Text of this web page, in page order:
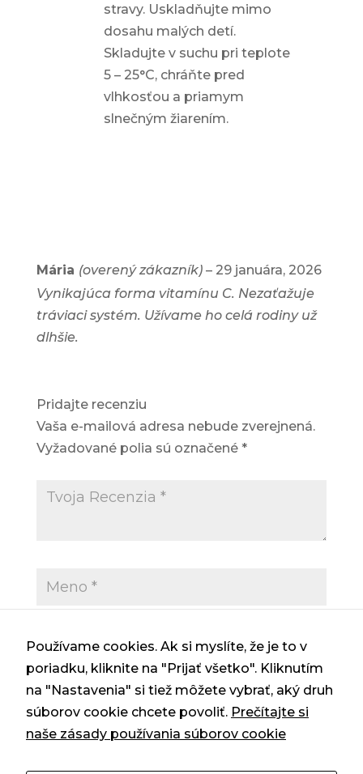
stravy. Uskladňujte mimo
dosahu malých detí.
Skladujte v suchu pri teplote
5 – 25°C, chráňte pred
vlhkosťou a priamym
slnečným žiarením.
Mária (overený zákazník) – 29 januára, 2026
Vynikajúca forma vitamínu C. Nezaťažuje
tráviaci systém. Užívame ho celá rodiny už
dlhšie.
Pridajte recenziu
Vaša e-mailová adresa nebude zverejnená.
Vyžadované polia sú označené *
Uložiť moje meno, e-mail a webovú
stránku v tomto prehliadači pre moje
budúce komentáre.
Používame cookies. Ak si myslíte, že je to v
poriadku, kliknite na "Prijať všetko". Kliknutím
na "Nastavenia" si tiež môžete vybrať, aký druh
súborov cookie chcete povoliť. Prečítajte si
naše zásady používania súborov cookie